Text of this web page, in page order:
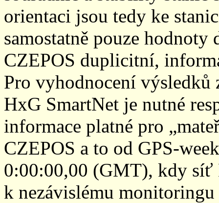
orientaci jsou tedy ke
samostatně pouze
CZEPOS duplicitní,
Pro vyhodnocení
HxG SmartNet je nutné
informace platné pro
CZEPOS a to od GPS-
0:00:00,00 (GMT), kdy síť
k nezávislému